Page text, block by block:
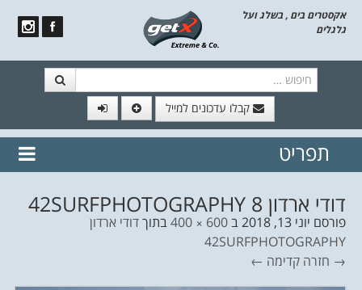
אקסטרים בים , בשלג ועל
גלגלים
קבלו עדכונים למייל
// הצטרף לרשימת תפוצה!
נשמח
תפריט
דודי ארדון 42SURFPHOTOGRAPHY 8
פורסם יוני 13, 2018 ב600 × 400 בתוךדודי ארדון
42SURFPHOTOGRAPHY
→ חזרה קדימה ←